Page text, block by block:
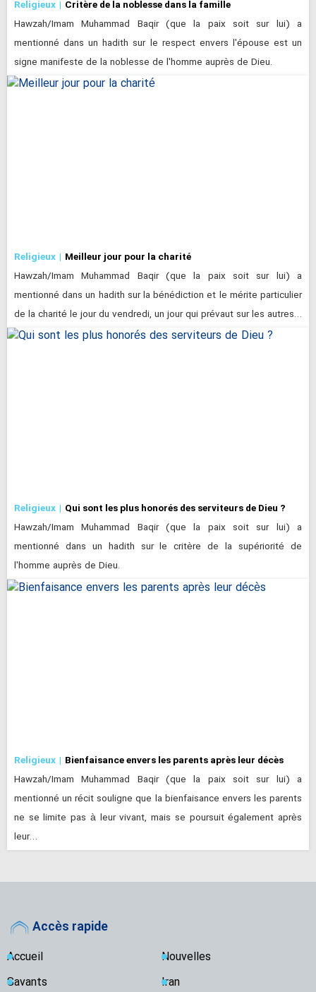
Religieux Critère de la noblesse dans la famille
Hawzah/Imam Muhammad Baqir (que la paix soit sur lui) a
mentionné dans un hadith sur le respect envers l'épouse est un
signe manifeste de la noblesse de l'homme auprès de Dieu.
Religieux Meilleur jour pour la charité
Hawzah/Imam Muhammad Baqir (que la paix soit sur lui) a
mentionné dans un hadith sur la bénédiction et le mérite particulier
de la charité le jour du vendredi, un jour qui prévaut sur les autres…
Religieux Qui sont les plus honorés des serviteurs de Dieu ?
Hawzah/Imam Muhammad Baqir (que la paix soit sur lui) a
mentionné dans un hadith sur le critère de la supériorité de
l'homme auprès de Dieu.
Religieux Bienfaisance envers les parents après leur décès
Hawzah/Imam Muhammad Baqir (que la paix soit sur lui) a
mentionné un récit souligne que la bienfaisance envers les parents
ne se limite pas à leur vivant, mais se poursuit également après
leur…
Accès rapide
Accueil
Nouvelles
Savants
Iran